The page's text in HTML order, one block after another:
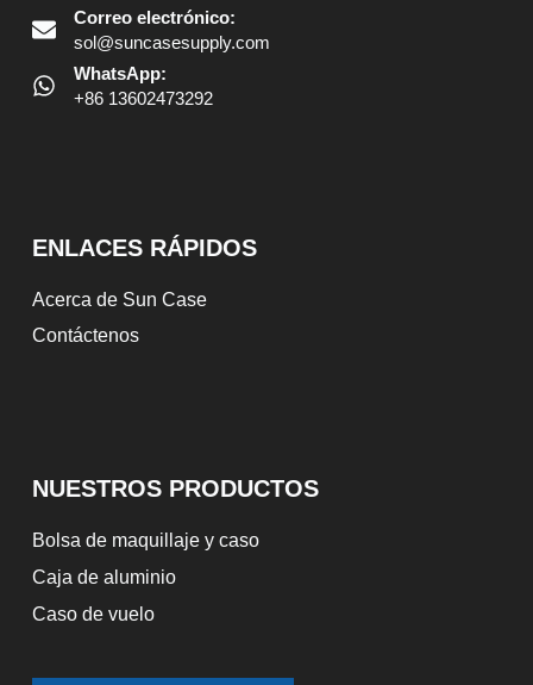
Correo electrónico:
sol@suncasesupply.com
WhatsApp:
+86 13602473292
ENLACES RÁPIDOS
Acerca de Sun Case
Contáctenos
NUESTROS PRODUCTOS
Bolsa de maquillaje y caso
Caja de aluminio
Caso de vuelo